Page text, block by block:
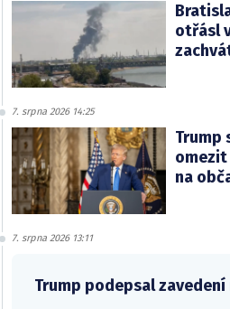
otřásl
7. srpna 2026 14:25
Trump
omezit
na
7. srpna 2026 13:11
Trump podepsal zavedení